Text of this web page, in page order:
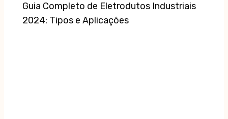
Guia Completo de Eletrodutos Industriais
2024: Tipos e Aplicações